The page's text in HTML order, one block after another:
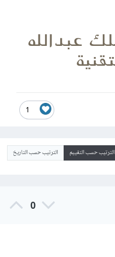
1
الترتيب حسب التقييم الترتيب حسب التاريخ
0